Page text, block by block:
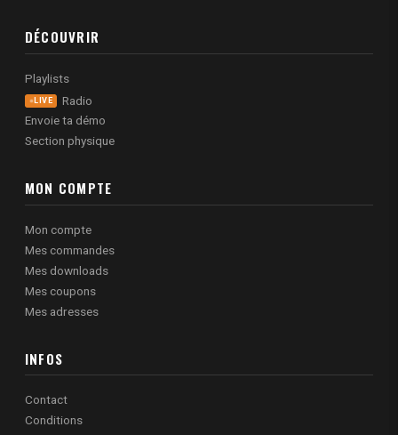
DÉCOUVRIR
Playlists
LIVE
Radio
Envoie ta démo
Section physique
MON COMPTE
Mon compte
Mes commandes
Mes downloads
Mes coupons
Mes adresses
INFOS
Contact
Conditions